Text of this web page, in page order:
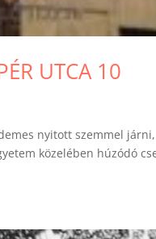
UTCA 10
nyitott szemmel
közelében húzódó